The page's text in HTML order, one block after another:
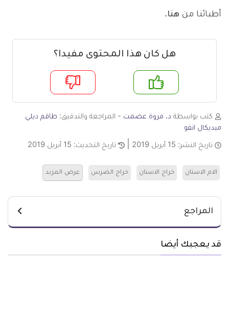
أطبائنا من هنا.
هل كان هذا المحتوى مفيدا؟
لا
كتب بواسطة د. مروة عصمت - المراجعة والتدقيق: طاقم ديلي
ميديكال انفو
تاريخ النشر: 15 أبريل 2019 تاريخ التحديث: 15 أبريل 2019
الام الاسنان خراج الاسنان خراج الضرس عرض المزيد
المراجع
قد يعجبك أيضا